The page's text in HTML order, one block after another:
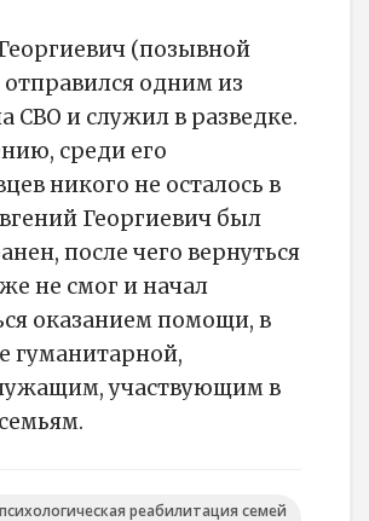
(позывной
одним из
СВО и служил в разведке.
среди его
никого не осталось в
Георгиевич был
после чего вернуться
не смог и начал
оказанием помощи, в
гуманитарной,
участвующим в
реабилитация семей